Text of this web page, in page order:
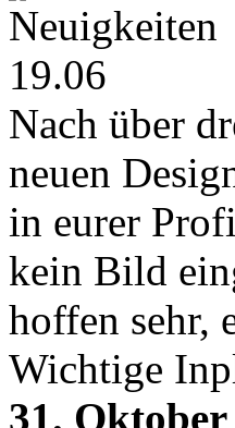
Neuigkeiten
19.06
Nach über
neuen
in eurer
kein Bild
hoffen sehr,
Wichtige
31. Oktober